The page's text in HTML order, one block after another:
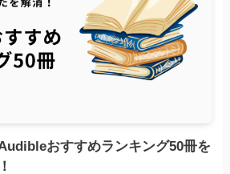
おすすめランキング50冊を